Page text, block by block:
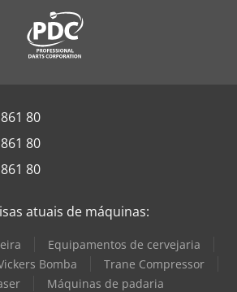
80
80
80
atuais de máquinas:
Equipamentos de cervejaria
Bomba
Trane Compressor
Máquinas de padaria